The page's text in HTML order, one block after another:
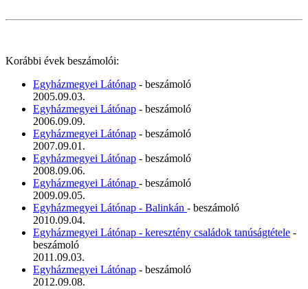
Korábbi évek beszámolói:
Egyházmegyei Látónap - beszámoló
2005.09.03.
Egyházmegyei Látónap - beszámoló
2006.09.09.
Egyházmegyei Látónap - beszámoló
2007.09.01.
Egyházmegyei Látónap - beszámoló
2008.09.06.
Egyházmegyei Látónap - beszámoló
2009.09.05.
Egyházmegyei Látónap - Balinkán - beszámoló
2010.09.04.
Egyházmegyei Látónap - keresztény családok tanúságtétele -
beszámoló
2011.09.03.
Egyházmegyei Látónap - beszámoló
2012.09.08.